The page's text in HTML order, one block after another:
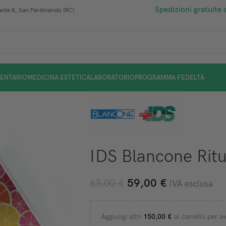
8, San Ferdinando (RC) Spedizioni gratuite
MEDICINA ESTETICALABORATORIOPROGRAMMA FEDELTÀ
IDS Blancone
63,00€ 59,00 € IVA esclusa
Aggiungi altri 150,00 € al carrello per